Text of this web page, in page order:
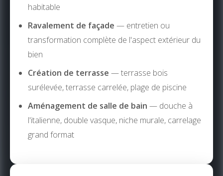
habitable
Ravalement de façade — entretien ou
transformation complète de l'aspect extérieur du
bien
Création de terrasse — terrasse bois
surélevée, terrasse carrelée, plage de piscine
Aménagement de salle de bain — douche à
l'italienne, double vasque, niche murale, carrelage
grand format